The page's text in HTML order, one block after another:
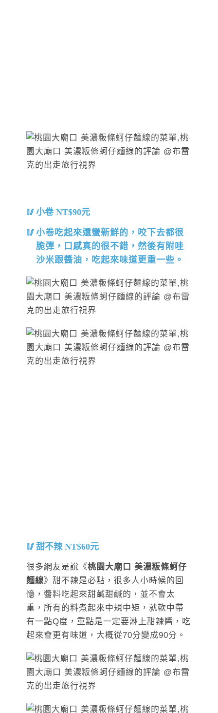
小卷 NT$90元
小卷吃起來還蠻新鮮的，咬下去都很
脆彈，口感真的很不錯，然後有附哇
沙米跟醬油，吃起來味道更重一些。
甜不辣 NT$60元
很多網友是說《桃園大廟口 美濃粄條蚵仔
麵線》甜不辣是必點，很多人小時候的回
憶，醬料吃起來甜鹹甜鹹的，並不會太
重，所有的料煮起來中規中矩，就軟中帶
有一點Q度，重點是一定要淋上甜辣醬，吃
起來會更有味道，大概從70分變成90分。